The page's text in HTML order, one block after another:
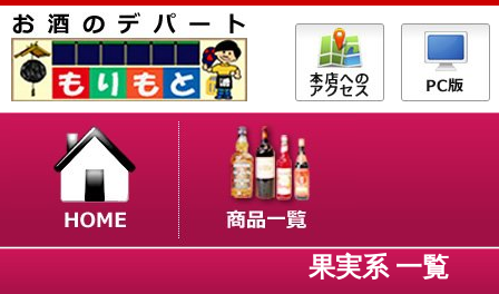
果実系 一覧